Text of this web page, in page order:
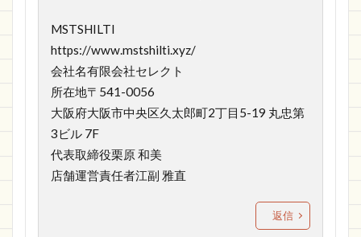
MSTSHILTI
https://www.mstshilti.xyz/
会社名有限会社セレクト
所在地〒541-0056
大阪府大阪市中央区久太郎町2丁目5-19 丸忠第
3ビル 7F
代表取締役栗原 和美
店舗運営責任者江副 雅直
返信